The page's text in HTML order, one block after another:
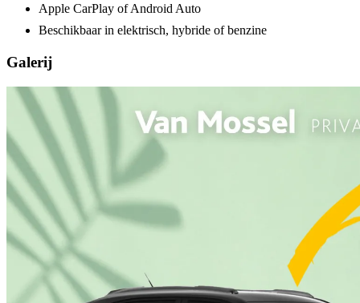
Apple CarPlay of Android Auto
Beschikbaar in elektrisch, hybride of benzine
Galerij